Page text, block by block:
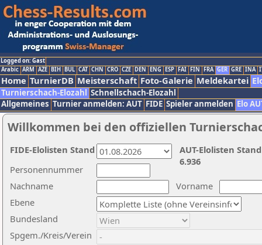
Logged on: Gast
Arabic ARM AZE BIH BUL CAT CHN CRO CZE DEN ENG ESP FAI FIN FRA GER GRE INA
Home TurnierDB Meisterschaft Foto-Galerie Meldekartei
Turnierschach-Elozahl Schnellschach-Elozahl
Allgemeines Turnier anmelden: AUT FIDE Spieler anmelden Elo
Willkommen bei den offiziellen
Nachname
Vorname
Ebene
Personennummer
Bundesland
Spgem./Kreis/Verein
AUT-Elolisten
6.936
FIDE-Elolisten Stand